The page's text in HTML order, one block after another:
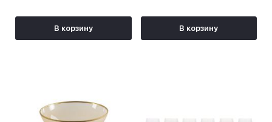
В корзину В корзину